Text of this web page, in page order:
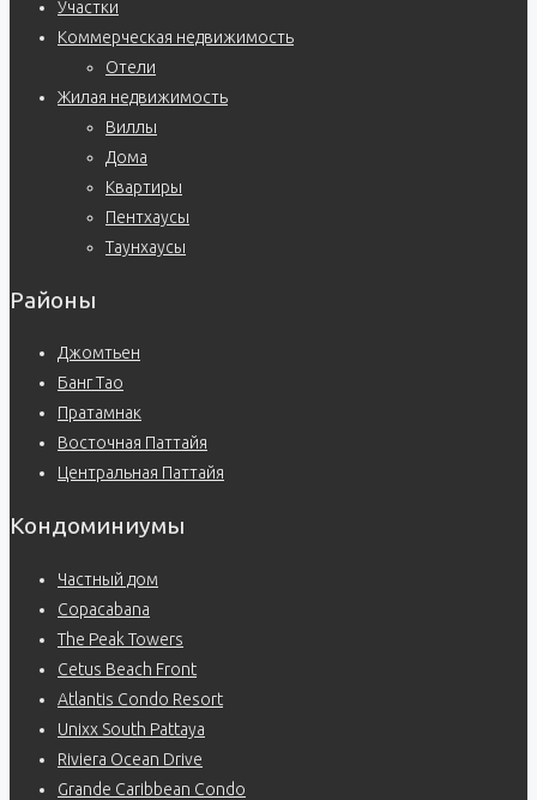
Участки
Коммерческая недвижимость
Отели
Жилая недвижимость
Виллы
Дома
Квартиры
Пентхаусы
Таунхаусы
Районы
Джомтьен
Банг Тао
Пратамнак
Восточная Паттайя
Центральная Паттайя
Кондоминиумы
Частный дом
Copacabana
The Peak Towers
Cetus Beach Front
Atlantis Condo Resort
Unixx South Pattaya
Riviera Ocean Drive
Grande Caribbean Condo